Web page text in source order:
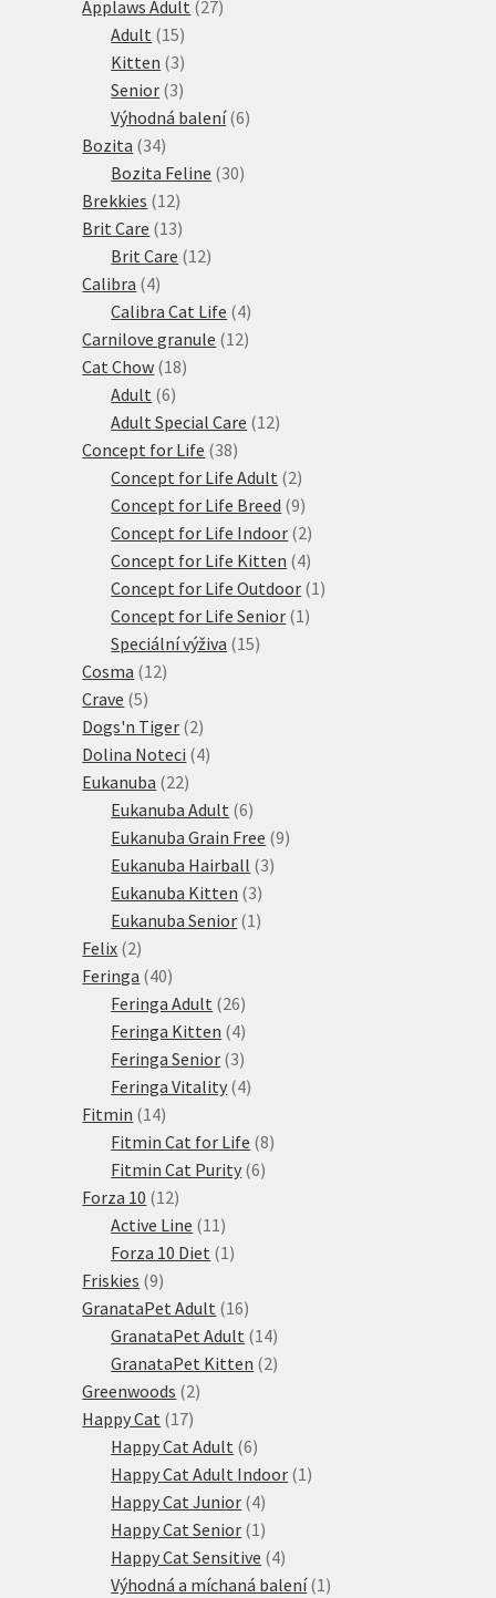
Applaws Adult 2727
Adult 1515
produktů
Kitten 33
produkty
Senior 33
produkty
Výhodná balení 66
Bozita 3434
produktů
Bozita Feline 3030
Brekkies 1212
produktů
Brit Care 1313
produktů
Brit Care 1212
Calibra 44
produkty
Calibra Cat Life 44
produkty
Carnilove granule 1212
Cat Chow 1818
Adult 66
produktů
Adult Special Care 1212
Concept for Life 3838
produktů
Concept for Life Adult 22
produkty
Concept for Life Breed 99
produktů
Concept for Life Indoor 22
produkty
Concept for Life Kitten 44
produkty
Concept for Life Outdoor 1 1
Concept for Life Senior 1 1
Speciální výživa 1515
Cosma 1212
Crave 55
produktů
Dogs'n Tiger 22
produkty
Dolina Noteci 44
Eukanuba 2222
produktů
Eukanuba Adult 66
produktů
Eukanuba Grain Free 99
Eukanuba Hairball 33
Eukanuba Kitten 33
produkty
Eukanuba Senior 1 1
Felix 22
produkty
Feringa 4040
produktů
Feringa Adult 2626
produktů
Feringa Kitten 44
produkty
Feringa Senior 33
produkty
Feringa Vitality 44
Fitmin 1414
produktů
Fitmin Cat for Life 88
Fitmin Cat Purity 66
Forza 10 1212
produktů
Active Line 11 11
produktů
Forza 10 Diet 1 1
Friskies 99
produktů
GranataPet Adult 1616
produktů
GranataPet Adult 1414
produktů
GranataPet Kitten 22
Greenwoods 22
Happy Cat 1717
produktů
Happy Cat Adult 66
produktů
Happy Cat Adult Indoor 1 1
Happy Cat Junior 44
produkty
Happy Cat Senior 1 1
produkt
Happy Cat Sensitive 44
produkty
Výhodná a míchaná balení 1 1